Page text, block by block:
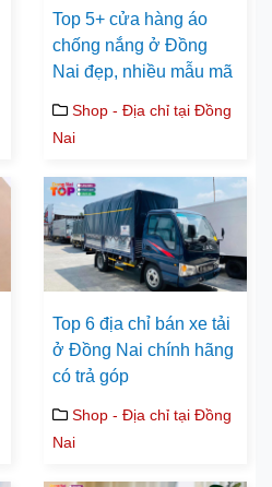
Top 5+ cửa hàng áo
chống nắng ở Đồng
Nai đẹp, nhiều mẫu mã
Shop - Địa chỉ tại Đồng
Nai
Top 6 địa chỉ bán xe tải
ở Đồng Nai chính hãng
có trả góp
Shop - Địa chỉ tại Đồng
Nai